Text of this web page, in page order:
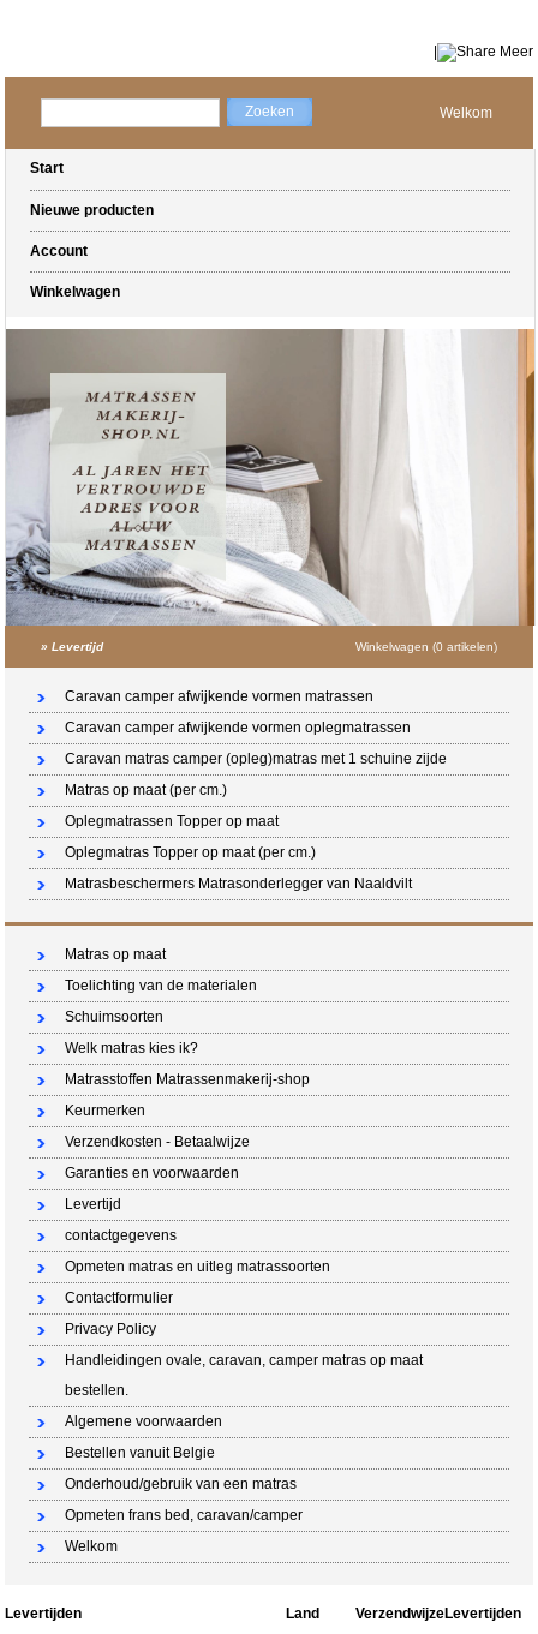
Meer
Welkom
Start
Nieuwe producten
Account
Winkelwagen
»Levertijd Winkelwagen (0 artikelen)
Caravan camper afwijkende vormen matrassen
Caravan camper afwijkende vormen oplegmatrassen
Caravan matras camper (opleg)matras met 1 schuine zijde
Matras op maat (per cm.)
Oplegmatrassen Topper op maat
Oplegmatras Topper op maat (per cm.)
Matrasbeschermers Matrasonderlegger van Naaldvilt
Matras op maat
Toelichting van de materialen
Schuimsoorten
Welk matras kies ik?
Matrasstoffen Matrassenmakerij-shop
Keurmerken
Verzendkosten - Betaalwijze
Garanties en voorwaarden
Levertijd
contactgegevens
Opmeten matras en uitleg matrassoorten
Contactformulier
Privacy Policy
Handleidingen ovale, caravan, camper matras op maat
bestellen.
Algemene voorwaarden
Bestellen vanuit Belgie
Onderhoud/gebruik van een matras
Opmeten frans bed, caravan/camper
Welkom
Levertijden Land VerzendwijzeLevertijden